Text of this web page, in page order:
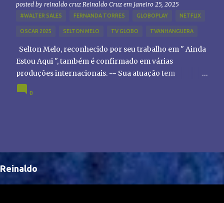
posted by reinaldo cruz Reinaldo Cruz em janeiro 25, 2025
#WALTER SALES FERNANDA TORRES GLOBOPLAY NETFLIX
OSCAR 2025 SELTON MELO TV GLOBO TVANHANGUERA
Selton Melo, reconhecido por seu trabalho em " Ainda
Estou Aqui ", também é confirmado em várias
produções internacionais. -- Sua atuação tem
chamado atenção de diretores e produtores fora do
Brasil, abrindo portas para novas oportunidades no
0
Reinaldo